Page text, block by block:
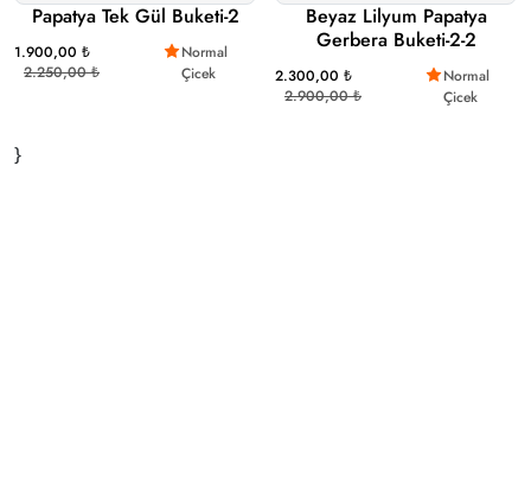
Papatya Tek Gül Buketi-2
1.900,00 ₺
2.250,00 ₺
Normal
Çicek
Beyaz Lilyum Papatya
Gerbera Buketi-2-2
2.300,00 ₺
2.900,00 ₺
Normal
Çicek
}